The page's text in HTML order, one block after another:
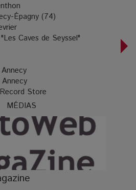
Épagny (74)
Caves de Seyssel"
Store
MÉDIAS